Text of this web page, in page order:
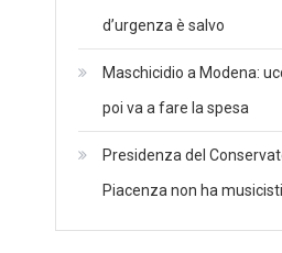
d’urgenza è salvo
Maschicidio a Modena:
poi va a fare la spesa
Presidenza del
Piacenza non ha